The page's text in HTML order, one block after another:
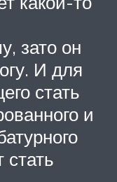
зато он
И для
стать
и